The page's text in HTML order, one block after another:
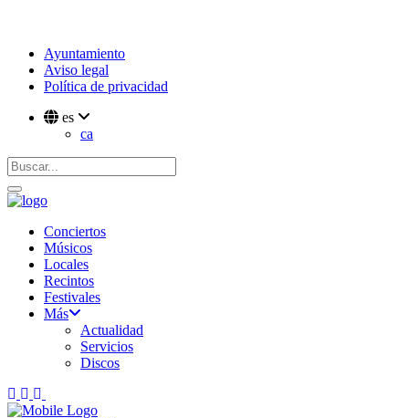
Ayuntamiento
Aviso legal
Política de privacidad
es
ca
Conciertos
Músicos
Locales
Recintos
Festivales
Más
Actualidad
Servicios
Discos